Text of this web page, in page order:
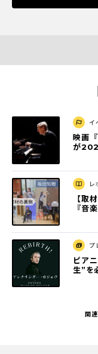
イ
映画
が
レ
【取
『音
プ
ピア
生”を
関